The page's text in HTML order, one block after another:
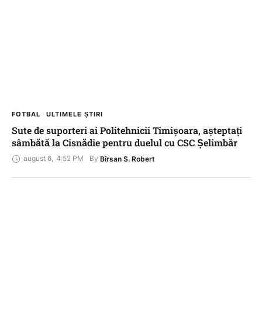
FOTBAL ULTIMELE ȘTIRI
Sute de suporteri ai Politehnicii Timișoara, așteptați
sâmbătă la Cisnădie pentru duelul cu CSC Șelimbăr
august 6, 4:52 PM By Bîrsan S. Robert